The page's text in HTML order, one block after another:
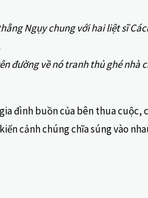
Ngụy chung với hai liệt sĩ
đường về nó tranh thủ ghé nhà
đình buồn của bên thua cuộc,
cảnh chúng chĩa súng vào